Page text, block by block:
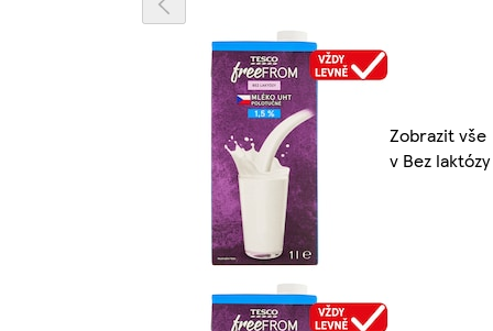
Zobrazit vše
v Bez laktózy